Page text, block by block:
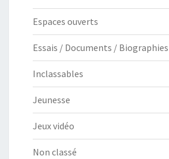
Espaces ouverts
Essais / Documents / Biographies
Inclassables
Jeunesse
Jeux vidéo
Non classé